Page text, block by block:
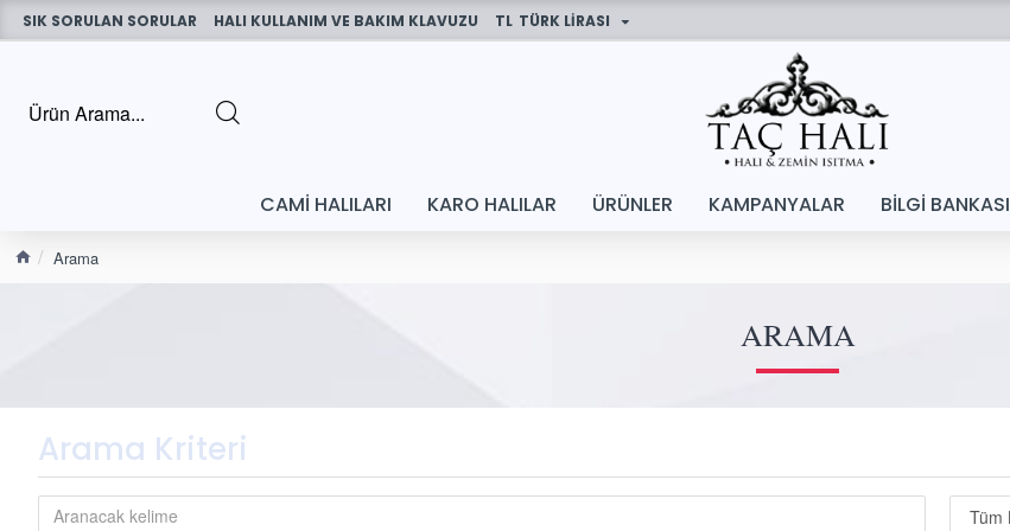
SIK SORULAN SORULAR HALI KULLANIM VE BAKIM KLAVUZU TL TÜRK LIRASI
CAMI HALILARI KARO HALILAR ÜRÜNLER KAMPANYALAR BILGI BANKASI
Arama
ARAMA
Arama Kriteri